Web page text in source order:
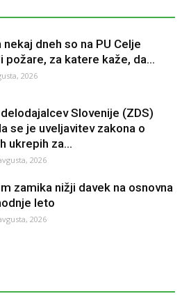
dneh so na PU Celje
požare, za katere kaže, da...
2026
Slovenije (ZDS)
se je uveljavitev zakona o
ukrepih za...
2026
zamika nižji davek na osnovna
leto
2026